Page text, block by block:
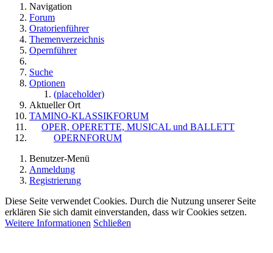
Navigation
Forum
Oratorienführer
Themenverzeichnis
Opernführer
Suche
Optionen
(placeholder)
Aktueller Ort
TAMINO-KLASSIKFORUM
OPER, OPERETTE, MUSICAL und BALLETT
OPERNFORUM
Benutzer-Menü
Anmeldung
Registrierung
Diese Seite verwendet Cookies. Durch die Nutzung unserer Seite
erklären Sie sich damit einverstanden, dass wir Cookies setzen.
Weitere Informationen Schließen